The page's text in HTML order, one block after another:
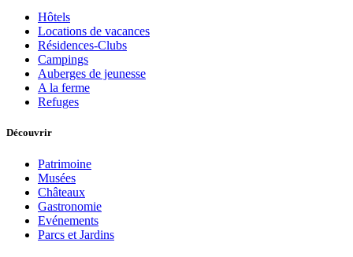
Hôtels
Locations de vacances
Résidences-Clubs
Campings
Auberges de jeunesse
A la ferme
Refuges
Découvrir
Patrimoine
Musées
Châteaux
Gastronomie
Evénements
Parcs et Jardins